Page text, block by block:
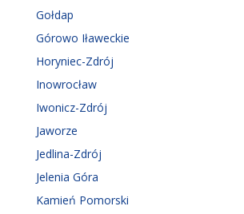
Gołdap
Górowo Iławeckie
Horyniec-Zdrój
Inowrocław
Iwonicz-Zdrój
Jaworze
Jedlina-Zdrój
Jelenia Góra
Kamień Pomorski